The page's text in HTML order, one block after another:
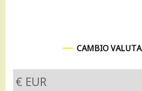
CAMBIO VALUTA